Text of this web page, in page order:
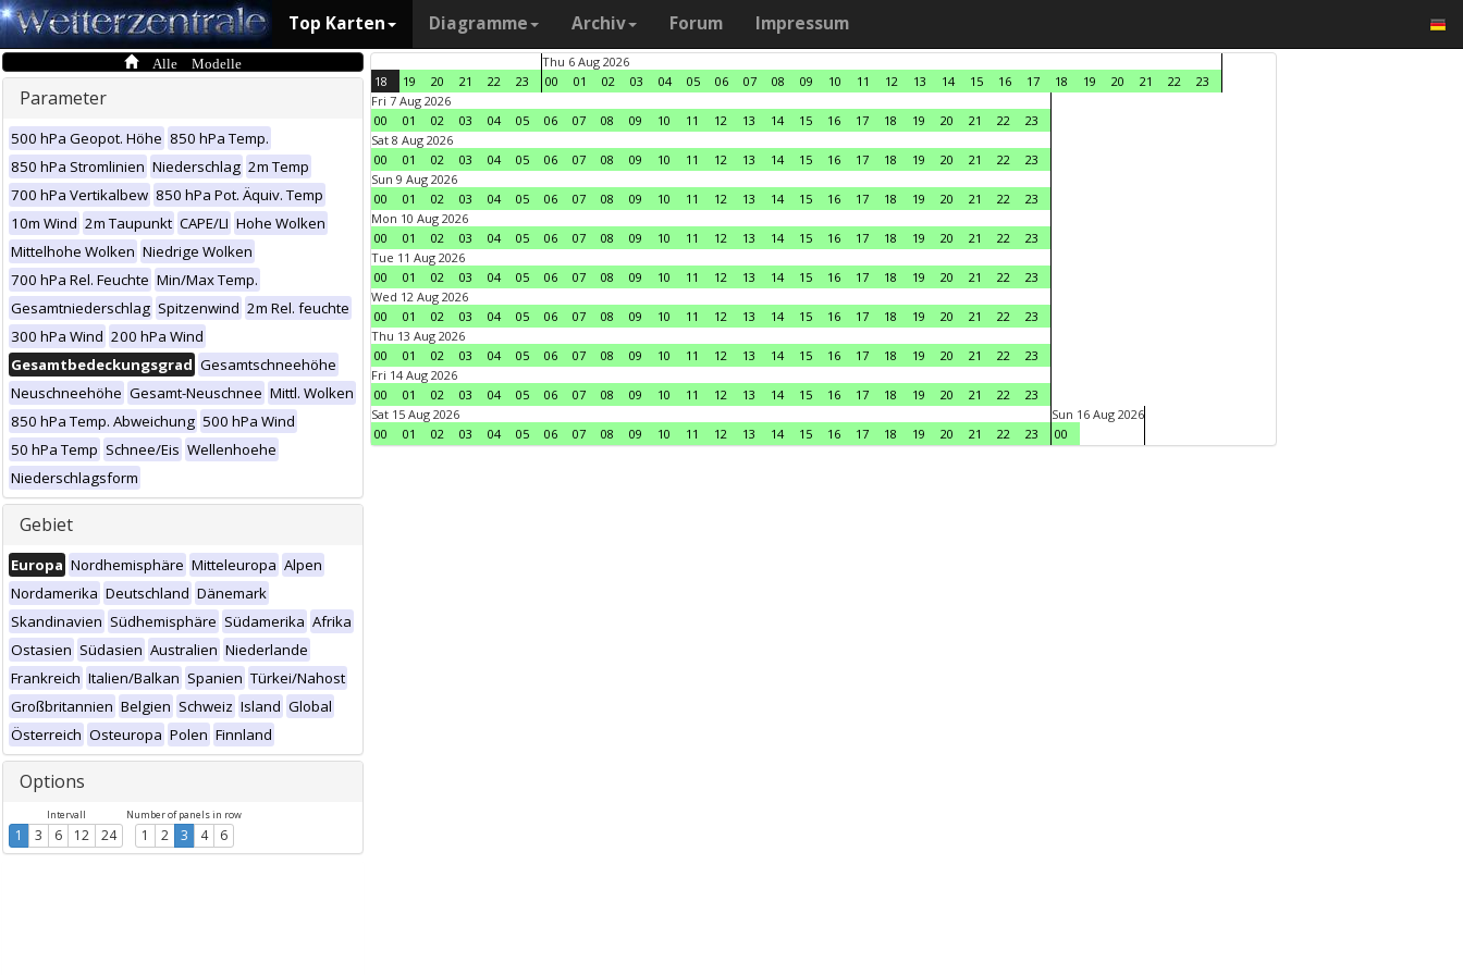
Top Karten Diagramme Archiv Forum Impressum
Alle Modelle
Parameter
500 hPa Geopot. Höhe 850 hPa Temp.
850 hPa Stromlinien Niederschlag 2m Temp
700 hPa Vertikalbew 850 hPa Pot. Äquiv. Temp
10m Wind 2m Taupunkt CAPE/LI Hohe Wolken
Mittelhohe Wolken Niedrige Wolken
700 hPa Rel. Feuchte Min/Max Temp.
Gesamtniederschlag Spitzenwind 2m Rel. feuchte
300 hPa Wind 200 hPa Wind
Gesamtbedeckungsgrad Gesamtschneehöhe
Neuschneehöhe Gesamt-Neuschnee Mittl. Wolken
850 hPa Temp. Abweichung 500 hPa Wind
50 hPa Temp Schnee/Eis Wellenhoehe
Niederschlagsform
Gebiet
Europa Nordhemisphäre Mitteleuropa Alpen
Nordamerika Deutschland Dänemark
Skandinavien Südhemisphäre Südamerika Afrika
Ostasien Südasien Australien Niederlande
Frankreich Italien/Balkan Spanien Türkei/Nahost
Großbritannien Belgien Schweiz Island Global
Österreich Osteuropa Polen Finnland
Options
Intervall
1 3 6 12 24
Number of panels in row
1 2 3 4 6
18 19 20 21 22 23
Thu 6 Aug 2026
00
01 02 03 04 05 06 07 08 09 10 11 12 13 14 15 16 17 18 19 20 21 22
23
Fri 7 Aug 2026
00
01 02 03 04 05 06 07 08 09 10 11 12 13 14 15 16 17 18 19 20 21 22
23
Sat 8 Aug 2026
00
01 02 03 04 05 06 07 08 09 10 11 12 13 14 15 16 17 18 19 20 21 22
23
Sun 9 Aug 2026
00
01 02 03 04 05 06 07 08 09 10 11 12 13 14 15 16 17 18 19 20 21 22
23
Mon 10 Aug 2026
00
01 02 03 04 05 06 07 08 09 10 11 12 13 14 15 16 17 18 19 20 21 22
23
Tue 11 Aug 2026
00
01 02 03 04 05 06 07 08 09 10 11 12 13 14 15 16 17 18 19 20 21 22
23
Wed 12 Aug 2026
00
01 02 03 04 05 06 07 08 09 10 11 12 13 14 15 16 17 18 19 20 21 22
23
Thu 13 Aug 2026
00
01 02 03 04 05 06 07 08 09 10 11 12 13 14 15 16 17 18 19 20 21 22
23
Fri 14 Aug 2026
00
01 02 03 04 05 06 07 08 09 10 11 12 13 14 15 16 17 18 19 20 21 22
23
Sat 15 Aug 2026
00
01 02 03 04 05 06 07 08 09 10 11 12 13 14 15 16 17 18 19 20 21 22 23
Sun 16 Aug 2026
00